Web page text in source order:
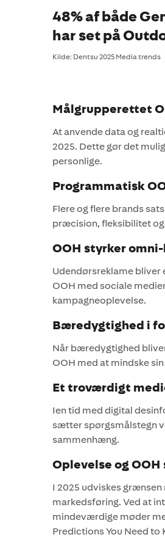
48% af både
har set på
Kilde: Dentsu 2025 Media trends
Målgrupperettet
At anvende data og
2025. Dette gør det
personlige.
Programmatisk
Flere og flere brands
præcision, fleksibilitet
OOH styrker
Udendørsreklame bliver
OOH med sociale
kampagneoplevelse.
Bæredygtighed i
Når bæredygtighed
OOH med at mindske
Et troværdigt
Ien tid med digital
sætter spørgsmålstegn
sammenhæng.
Oplevelse og
I 2025 udviskes
markedsføring. Ved at
mindeværdige møder
Predictions You Need to